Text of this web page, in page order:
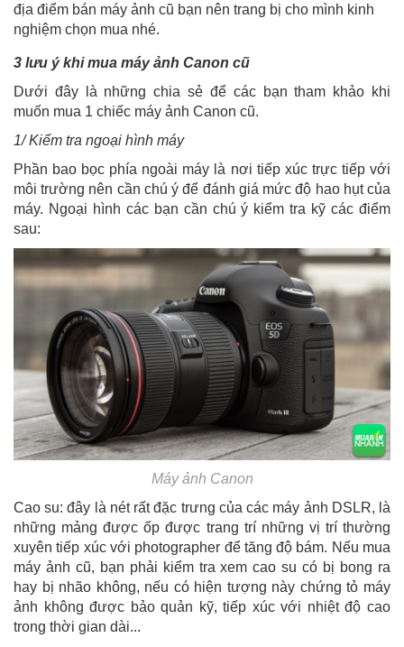
địa điểm bán máy ảnh cũ bạn nên trang bị cho mình kinh
nghiệm chọn mua nhé.
3 lưu ý khi mua máy ảnh Canon cũ
Dưới đây là những chia sẻ để các bạn tham khảo khi
muốn mua 1 chiếc máy ảnh Canon cũ.
1/ Kiểm tra ngoại hình máy
Phần bao bọc phía ngoài máy là nơi tiếp xúc trực tiếp với
môi trường nên cần chú ý để đánh giá mức độ hao hụt của
máy. Ngoại hình các bạn cần chú ý kiểm tra kỹ các điểm
sau:
Máy ảnh Canon
Cao su: đây là nét rất đặc trưng của các máy ảnh DSLR, là
những mảng được ốp được trang trí những vị trí thường
xuyên tiếp xúc với photographer để tăng độ bám. Nếu mua
máy ảnh cũ, bạn phải kiểm tra xem cao su có bị bong ra
hay bị nhão không, nếu có hiện tượng này chứng tỏ máy
ảnh không được bảo quản kỹ, tiếp xúc với nhiệt độ cao
trong thời gian dài...